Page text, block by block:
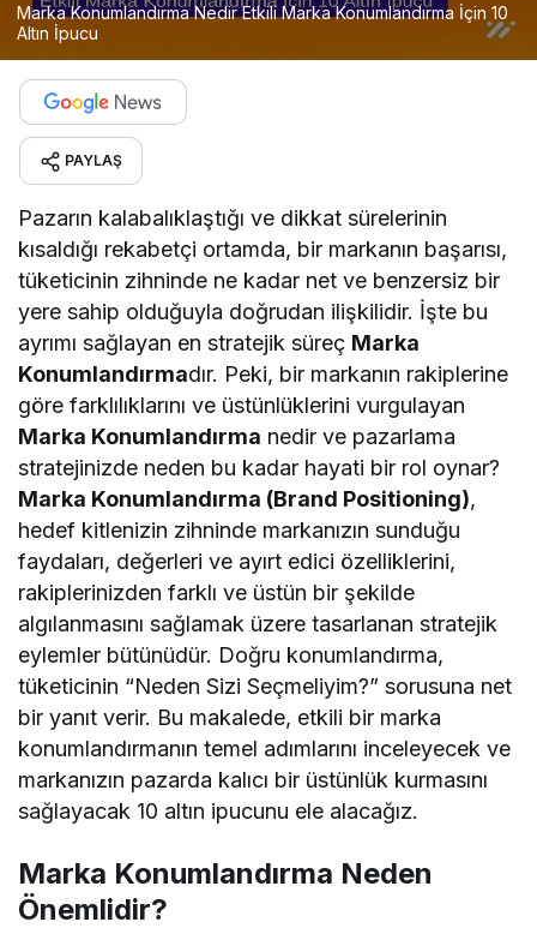
Marka Konumlandırma Nedir Etkili Marka Konumlandırma İçin 10
Altın İpucu
PAYLAŞ
Pazarın kalabalıklaştığı ve dikkat sürelerinin
kısaldığı rekabetçi ortamda, bir markanın başarısı,
tüketicinin zihninde ne kadar net ve benzersiz bir
yere sahip olduğuyla doğrudan ilişkilidir. İşte bu
ayrımı sağlayan en stratejik süreç Marka
Konumlandırmadır. Peki, bir markanın rakiplerine
göre farklılıklarını ve üstünlüklerini vurgulayan
Marka Konumlandırma nedir ve pazarlama
stratejinizde neden bu kadar hayati bir rol oynar?
Marka Konumlandırma (Brand Positioning),
hedef kitlenizin zihninde markanızın sunduğu
faydaları, değerleri ve ayırt edici özelliklerini,
rakiplerinizden farklı ve üstün bir şekilde
algılanmasını sağlamak üzere tasarlanan stratejik
eylemler bütünüdür. Doğru konumlandırma,
tüketicinin “Neden Sizi Seçmeliyim?” sorusuna net
bir yanıt verir. Bu makalede, etkili bir marka
konumlandırmanın temel adımlarını inceleyecek ve
markanızın pazarda kalıcı bir üstünlük kurmasını
sağlayacak 10 altın ipucunu ele alacağız.
Marka Konumlandırma Neden
Önemlidir?